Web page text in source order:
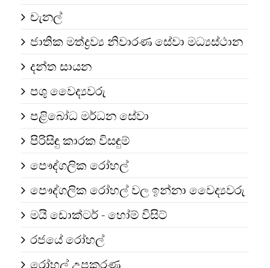
චැනල්
ජාතික මත්ද්‍රව්‍ය නිවාරණ සේවා මධ්‍යස්ථාන
දන්ත සායන
පශු වෙෙද්‍යවරු
පළිබෝධ මර්ධන සේවා
පිරිසිඳු කාරක විසඳුම්
පෞද්ගලික රෝහල්
පෞද්ගලික රෝහල් වල ඉන්නා වෙෙද්‍යවරු
මයි ඩොක්ටර් - හෝම් විසිට්
රජයේ රෝහල්
රෝහල් උපකරණ